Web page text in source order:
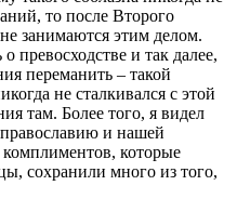
то после Второго
занимаются этим делом.
превосходстве и так далее,
переманить – такой
не сталкивался с этой
там. Более того, я видел
и нашей
которые
сохранили много из того,